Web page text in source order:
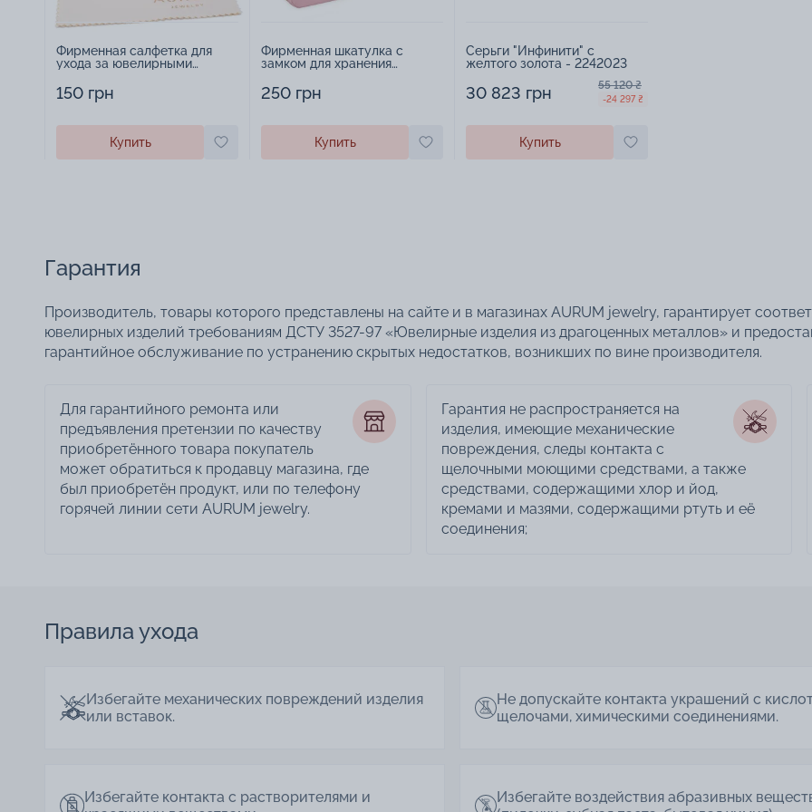
Фирменная салфетка для
ухода за ювелирными
150 грн
Купить
Фирменная шкатулка с
замком для хранения
250 грн
Купить
Серьги "Инфинити" с
желтого золота - 2242023
30 823 грн 55 120 ₴
-24 297 ₴
Купить
Гарантия
Производитель, товары которого представлены на сайте и в магазинах AURUM jewelry, гарантирует
ювелирных изделий требованиям ДСТУ 3527-97 «Ювелирные изделия из драгоценных металлов» и
гарантийное обслуживание по устранению скрытых недостатков, возникших по вине производителя.
Для гарантийного ремонта или
предъявления претензии по качеству
приобретённого товара покупатель
может обратиться к продавцу магазина, где
был приобретён продукт, или по телефону
горячей линии сети AURUM jewelry.
Гарантия не распространяется на
изделия, имеющие механические
повреждения, следы контакта с
щелочными моющими средствами, а также
средствами, содержащими хлор и йод,
кремами и мазями, содержащими ртуть и её
соединения;
Правила ухода
Избегайте механических повреждений изделия
или вставок.
Не допускайте контакта украшений с
щелочами, химическими соединениями.
Избегайте контакта с растворителями и
Избегайте воздействия абразивных